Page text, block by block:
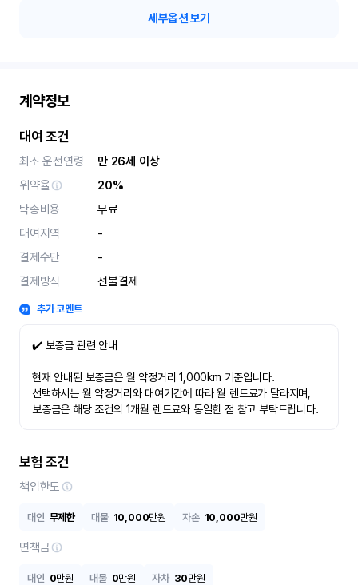
세부옵션 보기
계약정보
대여 조건
최소 운전연령
만 26세 이상
위약율
20%
탁송비용
무료
대여지역
-
결제수단
-
결제방식
선불결제
추가 코멘트
✔️ 보증금 관련 안내
현재 안내된 보증금은 월 약정거리 1,000km 기준입니다.
선택하시는 월 약정거리와 대여기간에 따라 월 렌트료가 달라지며,
보증금은 해당 조건의 1개월 렌트료와 동일한 점 참고 부탁드립니다.
보험 조건
책임한도
대인 무제한 대물 10,000만원 자손 10,000만원
면책금
대인 0만원 대물 0만원 자차 30만원